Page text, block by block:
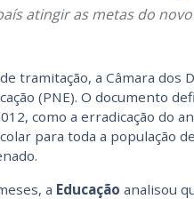
atingir as metas do
tramitação, a Câmara dos
(PNE). O documento
como a erradicação do
para toda a população
a Educação analisou